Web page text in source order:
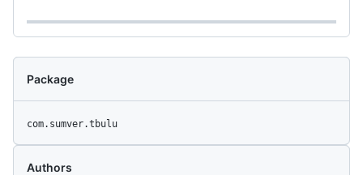
Package
com.sumver.tbulu
Authors